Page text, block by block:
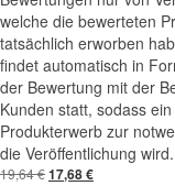
welche die bewerteten
tatsächlich erworben
findet automatisch in
der Bewertung mit der
Kunden statt, sodass
Produkterwerb zur
die Veröffentlichung wird.
19,64€Ursprünglicher
17,68€Aktueller